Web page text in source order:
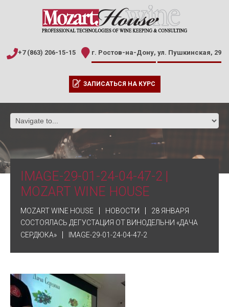
+7 (863) 206-15-15 г. Ростов-на-Дону, ул. Пушкинская, 29
ЗАПИСАТЬСЯ НА КУРС
IMAGE-29-01-24-04-47-2 |
MOZART WINE HOUSE
MOZART WINE HOUSE НОВОСТИ
28 ЯНВАРЯ
СОСТОЯЛАСЬ ДЕГУСТАЦИЯ ОТ ВИНОДЕЛЬНИ «ДАЧА
СЕРДЮКА»
IMAGE-29-01-24-04-47-2